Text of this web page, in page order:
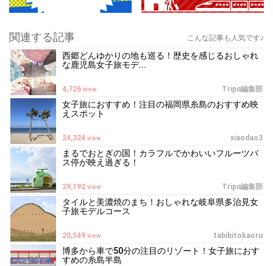
関連する記事 こんな記事も人気です♪
西郷どんゆかりの地も巡る！歴史を感じるおしゃれ
な鹿児島女子旅モデ...
Tripα編集部
4,726 view
女子旅におすすめ！注目の福岡県糸島のおすすめ映
えスポット
xiaodao3
24,324 view
まるでおとぎの国！カラフルでかわいいフルーツバ
ス停が映え過ぎる！
Tripα編集部
29,192 view
タイルと美濃焼のまち！おしゃれな岐阜県多治見女
子旅モデルコース
tabibitokaoru
20,549 view
博多から車で50分の注目のリゾート！女子旅におす
すめの糸島半島